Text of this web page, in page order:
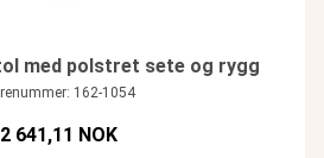
med polstret sete og rygg
162-1054
2 641,11 NOK